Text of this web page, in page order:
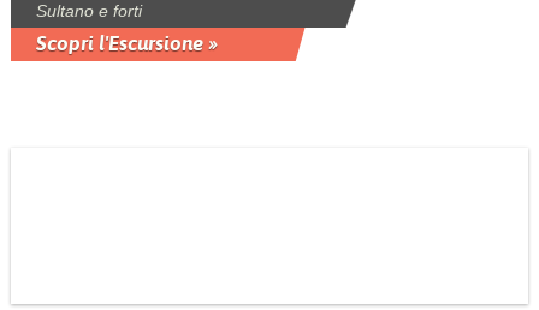
Sultano e forti
Scopri l'Escursione »